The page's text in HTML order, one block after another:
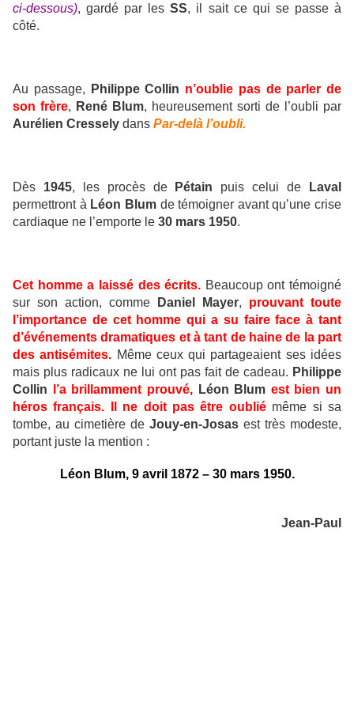
ci-dessous), gardé par lesSS, il sait ce qui se passe à
côté.
Au passage, Philippe Collin n’oublie pas de parler de
son frère, René Blum, heureusement sorti de l’oubli par
Aurélien Cressely dans Par-delà l’oubli.
Dès 1945, les procès de Pétain puis celui de
Laval
permettront à Léon Blumde témoigner avant qu’une crise
cardiaque ne l’emporte le 30 mars 1950.
Cet homme a laissé des écrits. Beaucoup ont témoigné
sur son action, comme
Daniel Mayer, prouvant toute
l’importance de cet homme qui a su faire face à tant
d’événements dramatiques et à tant de haine de la part
des antisémites. Même ceux qui partageaient ses idées
mais plus radicaux ne lui ont pas fait de cadeau. Philippe
Collin
l’a brillamment prouvé, Léon Blum est bien un
héros français. Il ne doit pas être oubliémême si sa
tombe, au cimetière de Jouy-en-Josas est très modeste,
portant juste la mention :
Léon Blum, 9 avril 1872 – 30 mars 1950.
Jean-Paul